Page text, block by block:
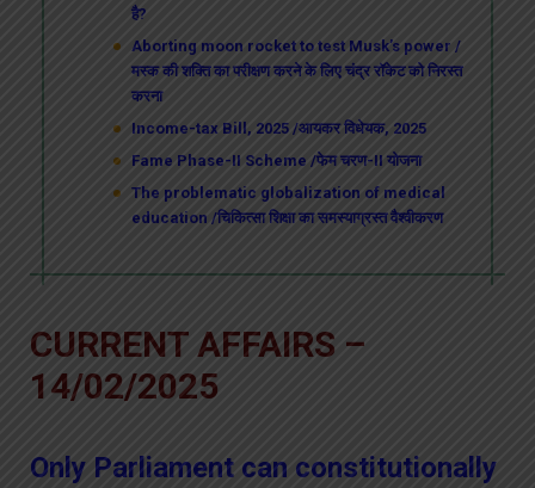
है?
Aborting moon rocket to test Musk’s power /
मस्क की शक्ति का परीक्षण करने के लिए चंद्र रॉकेट को निरस्त
करना
Income-tax Bill, 2025 /आयकर विधेयक, 2025
Fame Phase-II Scheme /फेम चरण-II योजना
The problematic globalization of medical
education /चिकित्सा शिक्षा का समस्याग्रस्त वैश्वीकरण
CURRENT AFFAIRS –
14/02/2025
Only Parliament can constitutionally